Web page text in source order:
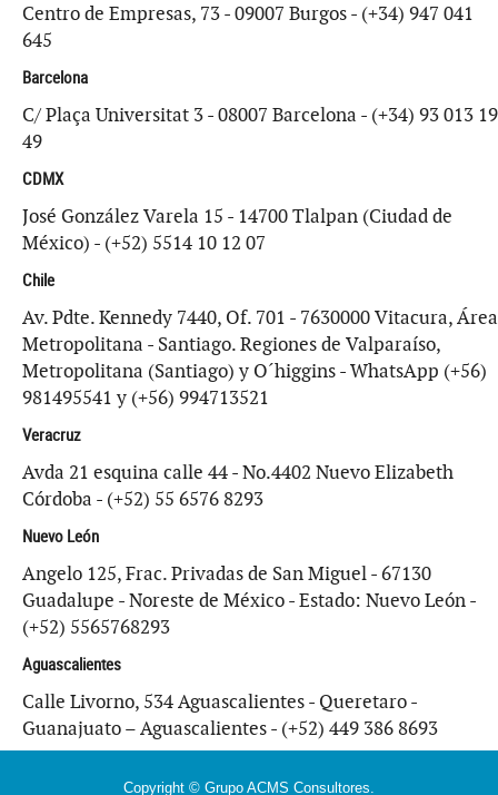
Centro de Empresas, 73 - 09007 Burgos - (+34) 947 041
645
Barcelona
C/ Plaça Universitat 3 - 08007 Barcelona - (+34) 93 013 19
49
CDMX
José González Varela 15 - 14700 Tlalpan (Ciudad de
México) - (+52) 5514 10 12 07
Chile
Av. Pdte. Kennedy 7440, Of. 701 - 7630000 Vitacura, Área
Metropolitana - Santiago. Regiones de Valparaíso,
Metropolitana (Santiago) y O´higgins - WhatsApp (+56)
981495541 y (+56) 994713521
Veracruz
Avda 21 esquina calle 44 - No.4402 Nuevo Elizabeth
Córdoba - (+52) 55 6576 8293
Nuevo León
Angelo 125, Frac. Privadas de San Miguel - 67130
Guadalupe - Noreste de México - Estado: Nuevo León -
(+52) 5565768293
Aguascalientes
Calle Livorno, 534 Aguascalientes - Queretaro -
Guanajuato – Aguascalientes - (+52) 449 386 8693
Copyright © Grupo ACMS Consultores.